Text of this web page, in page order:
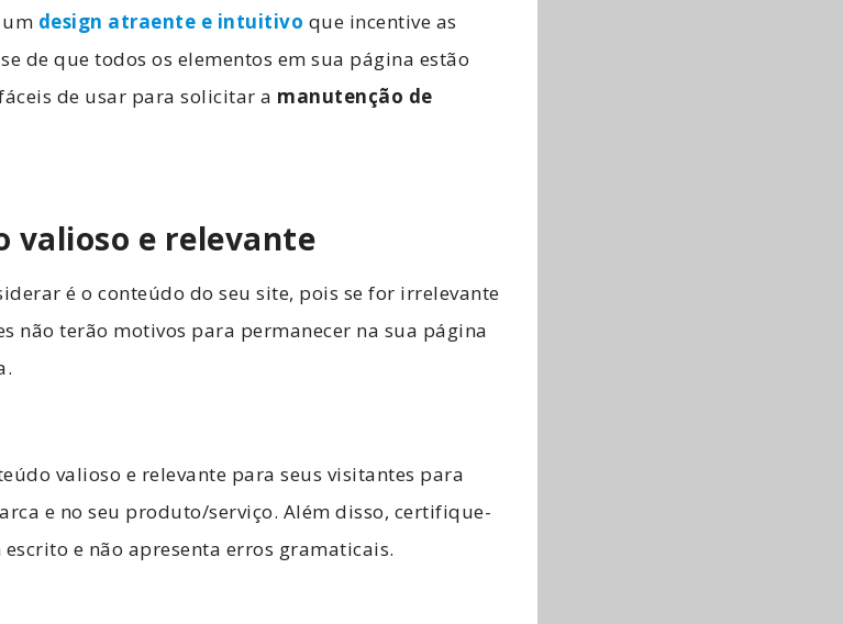
design atraente e intuitivo que incentive as
de que todos os elementos em sua página estão
de usar para solicitar a manutenção de
valioso e relevante
é o conteúdo do seu site, pois se for irrelevante
não terão motivos para permanecer na sua página
valioso e relevante para seus visitantes para
e no seu produto/serviço. Além disso, certifique-
e não apresenta erros gramaticais.